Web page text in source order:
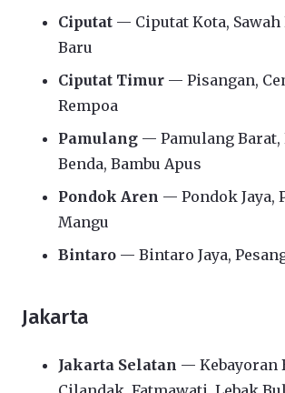
Ciputat — Ciputat Kota, Sawah
Baru
Ciputat Timur — Pisangan,
Rempoa
Pamulang — Pamulang Barat,
Benda, Bambu Apus
Pondok Aren — Pondok Jaya,
Mangu
Bintaro — Bintaro Jaya,
Jakarta
Jakarta Selatan — Kebayoran